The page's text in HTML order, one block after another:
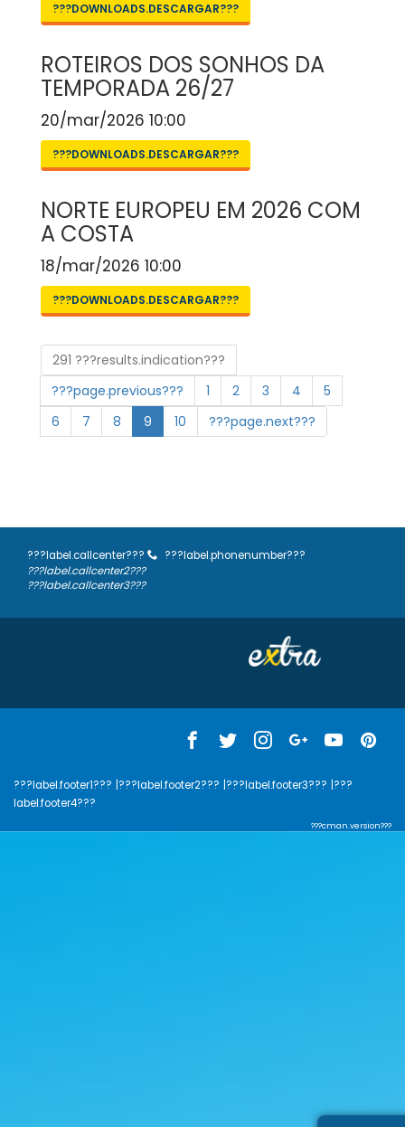
???DOWNLOADS.DESCARGAR???
ROTEIROS DOS SONHOS DA
TEMPORADA 26/27
20/mar/2026 10:00
???DOWNLOADS.DESCARGAR???
NORTE EUROPEU EM 2026 COM
A COSTA
18/mar/2026 10:00
???DOWNLOADS.DESCARGAR???
291 ???results.indication???
???page.previous???
1 2 3 4
5
6
7 8 9 10 ???page.next???
???label.callcenter???
???label.phonenumber???
???label.callcenter2???
???label.callcenter3???
???label.footer1??? |???label.footer2??? |???label.footer3??? |???
label.footer4???
???cman.version???